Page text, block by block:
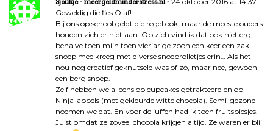
Sjoukje - meergeldminderstress.nl
Geweldig die fles Olaf!
Bij ons op school geldt die regel ook, maar de meeste ouders
houden zich er niet aan. Op zich vind ik dat ook niet erg,
behalve toen mijn toen vierjarige zoon een keer een zak
snoep mee kreeg met diverse snoeprolletjes erin… Als het
nou nog creatief geknutseld was of zo, maar nee, gewoon
een berg snoep.
Zelf hebben we al eens op cupcakes getrakteerd en op
Ninja-appels (met gekleurde witte chocola). Semi-gezond
noemen we dat. En voor de juffen had ik toen fruitspiesjes.
Juist omdat ze zoveel chocola krijgen altijd. Ze waren er blij